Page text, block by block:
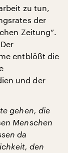
zu tun,
der
Zeitung“.
entblößt die
und der
gehen, die
Menschen
da
den